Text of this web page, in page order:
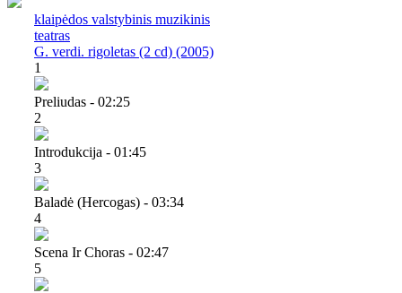
klaipėdos valstybinis muzikinis
teatras
G. verdi. rigoletas (2 cd) (2005)
1
Preliudas - 02:25
2
Introdukcija - 01:45
3
Baladė (hercogas) - 03:34
4
Scena Ir Choras - 02:47
5